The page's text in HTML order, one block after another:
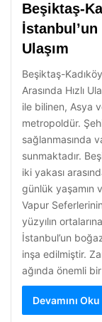
Beşiktaş-
İstanbul’un
Ulaşım
Beşiktaş-
Arasında Hızlı
ile bilinen, Asya
metropoldür.
sağlanmasında
sunmaktadır.
iki yakası
günlük yaşamın
Vapur
yüzyılın
İstanbul’un
inşa edilmiştir.
ağında önemli
Devamını Oku